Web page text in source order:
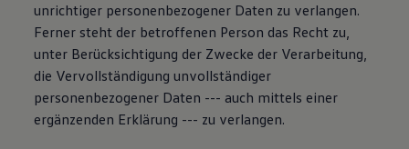
unrichtiger personenbezogener Daten zu verlangen.
Ferner steht der betroffenen Person das Recht zu,
unter Berücksichtigung der Zwecke der Verarbeitung,
die Vervollständigung unvollständiger
personenbezogener Daten --- auch mittels einer
ergänzenden Erklärung --- zu verlangen.